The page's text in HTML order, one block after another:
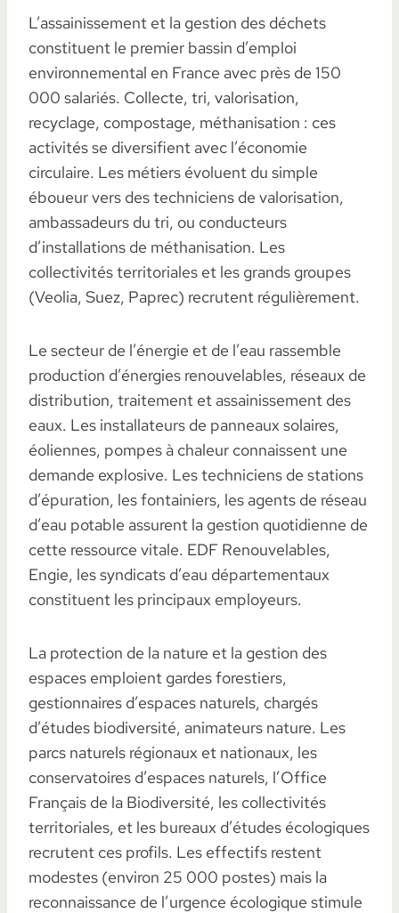
L’assainissement et la gestion des déchets
constituent le premier bassin d’emploi
environnemental en France avec près de 150
000 salariés. Collecte, tri, valorisation,
recyclage, compostage, méthanisation : ces
activités se diversifient avec l’économie
circulaire. Les métiers évoluent du simple
éboueur vers des techniciens de valorisation,
ambassadeurs du tri, ou conducteurs
d’installations de méthanisation. Les
collectivités territoriales et les grands groupes
(Veolia, Suez, Paprec) recrutent régulièrement.
Le secteur de l’énergie et de l’eau rassemble
production d’énergies renouvelables, réseaux de
distribution, traitement et assainissement des
eaux. Les installateurs de panneaux solaires,
éoliennes, pompes à chaleur connaissent une
demande explosive. Les techniciens de stations
d’épuration, les fontainiers, les agents de réseau
d’eau potable assurent la gestion quotidienne de
cette ressource vitale. EDF Renouvelables,
Engie, les syndicats d’eau départementaux
constituent les principaux employeurs.
La protection de la nature et la gestion des
espaces emploient gardes forestiers,
gestionnaires d’espaces naturels, chargés
d’études biodiversité, animateurs nature. Les
parcs naturels régionaux et nationaux, les
conservatoires d’espaces naturels, l’Office
Français de la Biodiversité, les collectivités
territoriales, et les bureaux d’études écologiques
recrutent ces profils. Les effectifs restent
modestes (environ 25 000 postes) mais la
reconnaissance de l’urgence écologique stimule